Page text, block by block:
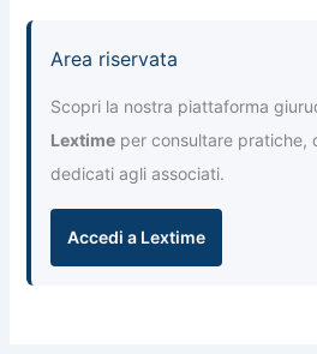
Area riservata
Scopri la nostra piattaforma
Lextime per consultare pratiche,
dedicati agli associati.
Accedi a Lextime